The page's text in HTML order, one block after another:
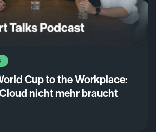
Cup to the Workplace:
nicht mehr braucht